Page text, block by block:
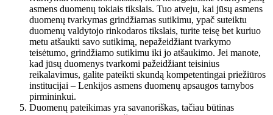
asmens duomenų tokiais tikslais. Tuo atveju, kai jūsų asmens
duomenų tvarkymas grindžiamas sutikimu, ypač suteiktu
duomenų valdytojo rinkodaros tikslais, turite teisę bet kuriuo
metu atšaukti savo sutikimą, nepažeidžiant tvarkymo
teisėtumo, grindžiamo sutikimu iki jo atšaukimo. Jei manote,
kad jūsų duomenys tvarkomi pažeidžiant teisinius
reikalavimus, galite pateikti skundą kompetentingai priežiūros
institucijai – Lenkijos asmens duomenų apsaugos tarnybos
pirmininkui.
Duomenų pateikimas yra savanoriškas, tačiau būtinas